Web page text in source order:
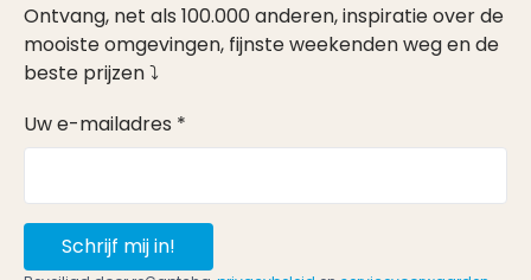
Ontvang, net als 100.000 anderen, inspiratie over de
mooiste omgevingen, fijnste weekenden weg en de
beste prijzen ⤵
Uw e-mailadres *
Schrijf mij in!